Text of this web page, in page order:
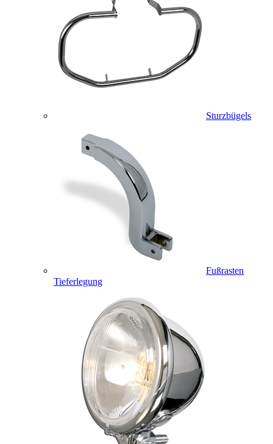
Sturzbügels
Fußrasten
Tieferlegung